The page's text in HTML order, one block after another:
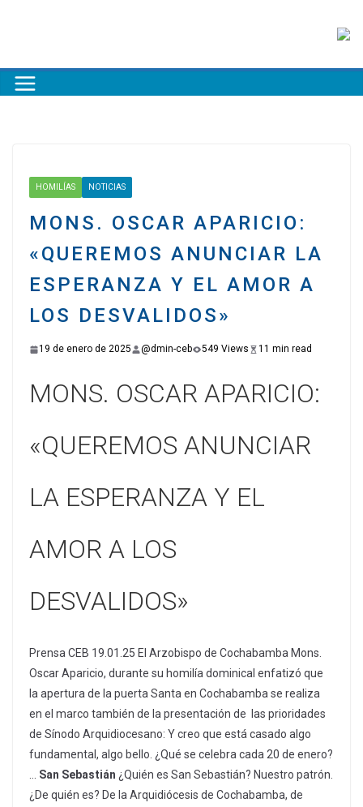
HOMILÍAS NOTICIAS
MONS. OSCAR APARICIO:
«QUEREMOS ANUNCIAR LA
ESPERANZA Y EL AMOR A
LOS DESVALIDOS»
19 de enero de 2025 @dmin-ceb 549 Views 11 min read
MONS. OSCAR APARICIO:
«QUEREMOS ANUNCIAR
LA ESPERANZA Y EL
AMOR A LOS
DESVALIDOS»
Prensa CEB 19.01.25 El Arzobispo de Cochabamba Mons.
Oscar Aparicio, durante su homilía dominical enfatizó que
la apertura de la puerta Santa en Cochabamba se realiza
en el marco también de la presentación de las prioridades
de Sínodo Arquidiocesano: Y creo que está casado algo
fundamental, algo bello. ¿Qué se celebra cada 20 de enero?
San Sebastián ¿Quién es San Sebastián? Nuestro patrón.
¿De quién es? De la Arquidiócesis de Cochabamba, de